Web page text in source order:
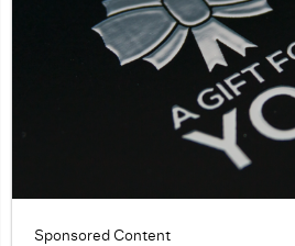
Sponsored Content